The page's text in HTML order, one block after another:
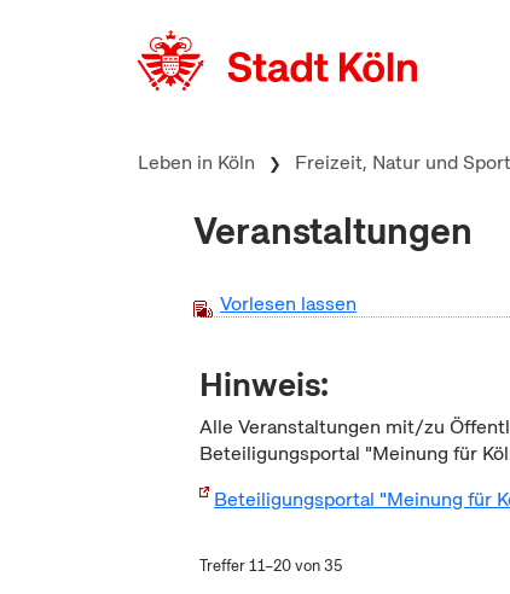
Leben in Köln Freizeit, Natur und Sport
Veranstaltungen
Vorlesen lassen
Hinweis:
Alle Veranstaltungen mit/zu
Beteiligungsportal "Meinung für
Beteiligungsportal "Meinung für
Treffer 11–20 von 35